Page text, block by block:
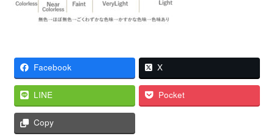
Facebook X
LINE Pocket
Copy